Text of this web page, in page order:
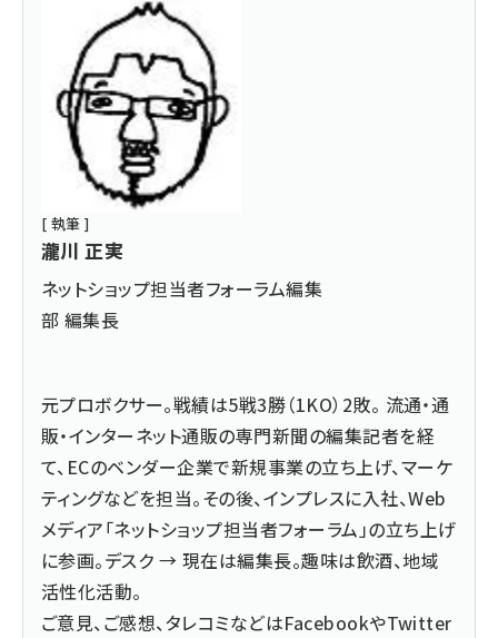
[ 執筆 ]
瀧川 正実
ネットショップ担当者フォーラム編集
部 編集長
元プロボクサー。戦績は5戦3勝（1KO）2敗。 流通・通
販・インターネット通販の専門新聞の編集記者を経
て、ECのベンダー企業で新規事業の立ち上げ、マーケ
ティングなどを担当。その後、インプレスに入社、Web
メディア「ネットショップ担当者フォーラム」の立ち上げ
に参画。デスク → 現在は編集長。趣味は飲酒、地域
活性化活動。
ご意見、ご感想、タレコミなどはFacebookやTwitter